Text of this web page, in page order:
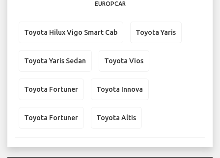
EUROPCAR
Toyota Hilux Vigo Smart Cab Toyota Yaris
Toyota Yaris Sedan Toyota Vios
Toyota Fortuner Toyota Innova
Toyota Fortuner Toyota Altis